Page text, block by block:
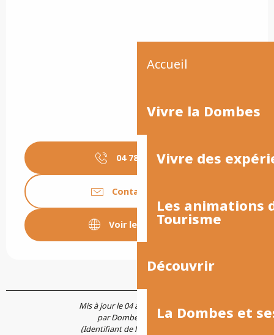
Accueil
Vivre la Dombes
Vivre des
Les animations
Tourisme
Découvrir
La Dombes et
04 78 28 30▒▒
Contactez-nous
Voir les sites web
Mis à jour le 04 avril 2025 à 17:11
par Dombes Tourisme
(Identifiant de l'offre :